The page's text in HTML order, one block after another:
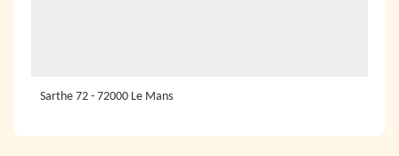
Sarthe 72 - 72000 Le Mans